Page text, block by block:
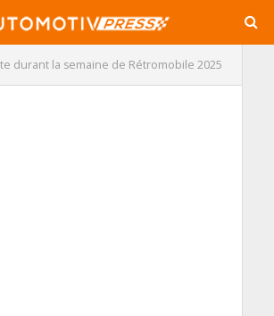
durant la semaine de Rétromobile 2025